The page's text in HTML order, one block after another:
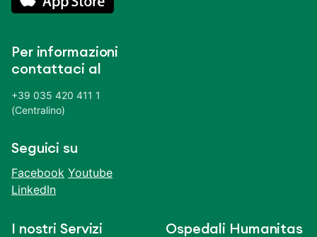
Per informazioni
contattaci al
+39 035 420 411 1
(Centralino)
Seguici su
Facebook Youtube
LinkedIn
I nostri Servizi Ospedali Humanitas